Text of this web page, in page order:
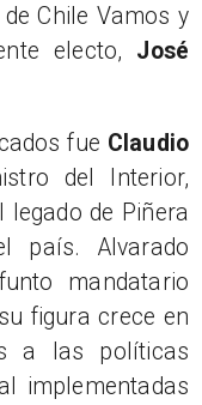
Chile Vamos y
electo, José
fue Claudio
del Interior,
de Piñera
país. Alvarado
mandatario
figura crece en
a las políticas
implementadas